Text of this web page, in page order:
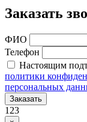
Заказать
ФИО
Телефон
Настоящим
политики
персональных
Заказать
123